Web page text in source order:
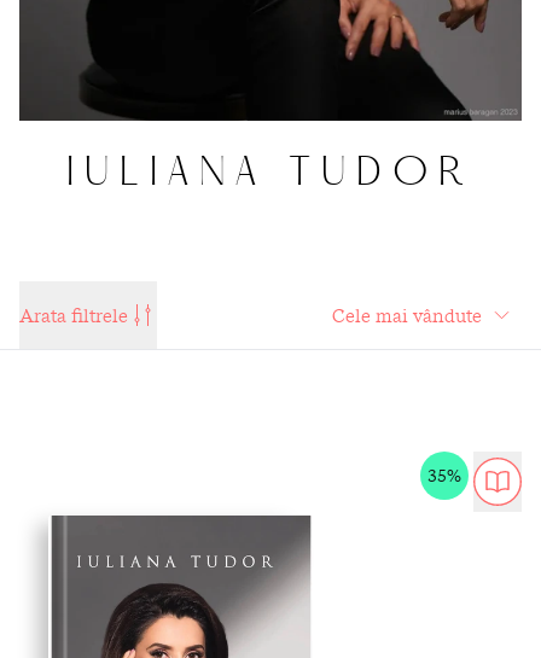
IULIANA TUDOR
Arata filtrele
35%